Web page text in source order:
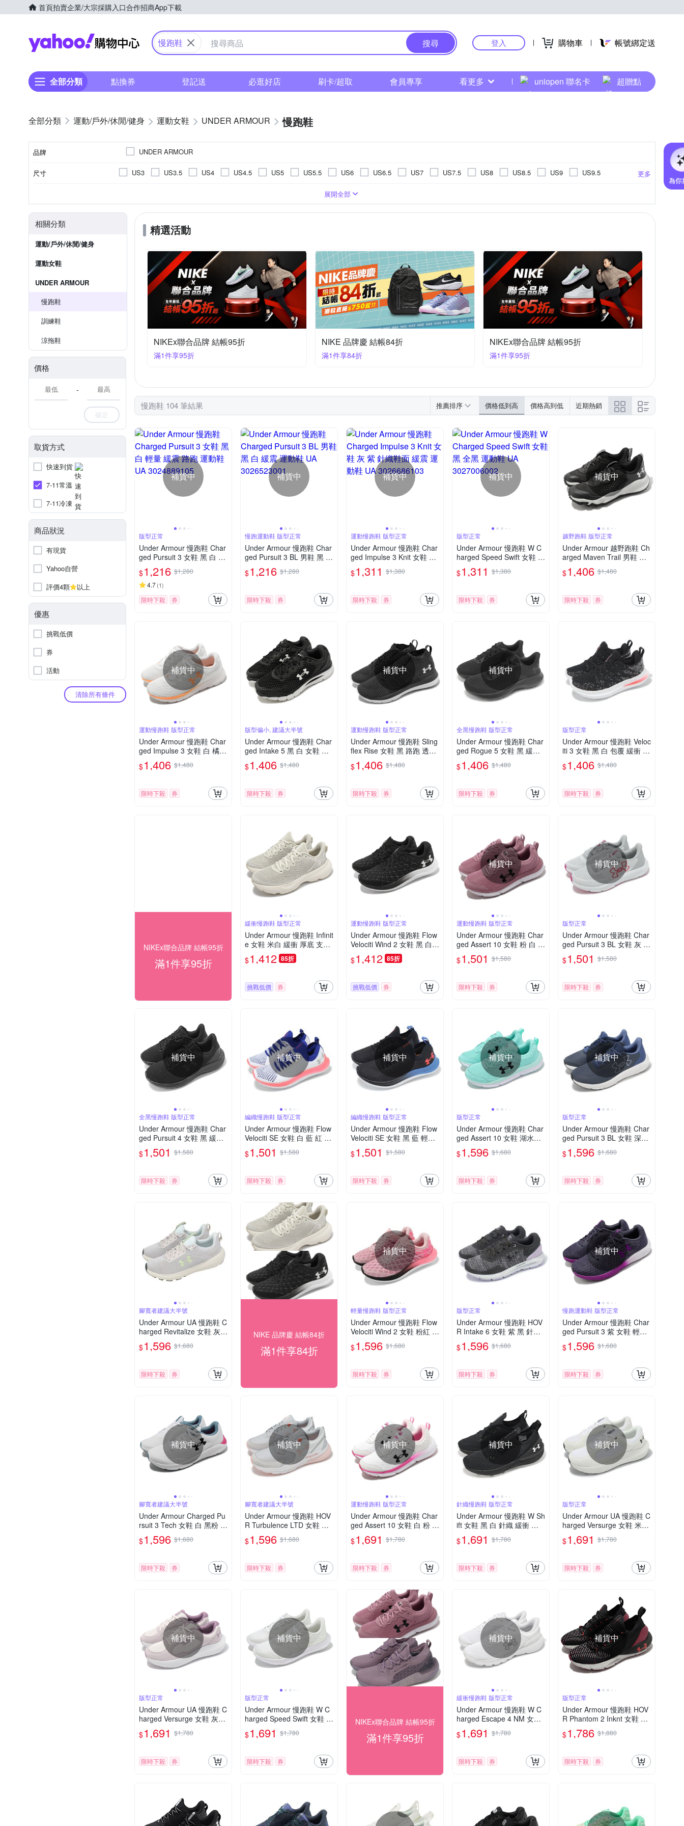
首頁拍賣企業/大宗採購入口合作招商App下載
Yahoo購物中心
慢跑鞋 搜尋 登入 購物車 帳號綁定送
全部分類 點換券 登記送 必逛好店 刷卡/超取 會員專享 看更多 uniopen 聯名卡 超贈點
運動/戶外/休閒/健身 運動女鞋 UNDER ARMOUR 慢跑鞋
品牌 UNDER ARMOUR
尺寸 更多
US3 US3.5 US4 US4.5 US5 US5.5 US6 US6.5 US7 US7.5 US8 US8.5 US9
US9.5
US12.5
EU36
EU37 EU38 EU39 EU40 EU41 EU42 EU43 EU44 EU45 EU46 UK3 UK3.5
UK4
UK4.5
UK5
展開全部
相關分類
運動/戶外/休閒/健身
運動女鞋
UNDER ARMOUR
慢跑鞋
訓練鞋
涼拖鞋
價格
-
確定
取貨方式
快速到貨
7-11常溫
7-11冷凍
商品狀況
有現貨
Yahoo自營
評價4顆
以上
優惠
挑戰低價
券
活動
清除所有條件
精選活動
NIKEx聯合品牌 結帳95折
滿1件享95折
NIKE 品牌慶 結帳84折
滿1件享84折
NIKEx聯合品牌 結帳95折
滿1件享95折
慢跑鞋 104 筆結果 推薦排序 價格低到高 價格高到低 近期熱銷
補貨中
版型正常
Under Armour 慢跑鞋 Char
ged Pursuit 3 女鞋 黑 白 輕
量 緩震 路跑 運動鞋 UA 30
24889105
$1,216 $1,280
4.7(1)
限時下殺 券
補貨中
慢跑運動鞋 版型正常
Under Armour 慢跑鞋 Char
ged Pursuit 3 BL 男鞋 黑 白
緩震 運動鞋 UA 302652300
1
$1,216 $1,280
限時下殺 券
補貨中
運動慢跑鞋 版型正常
Under Armour 慢跑鞋 Char
ged Impulse 3 Knit 女鞋 灰
紫 針織鞋面 緩震 運動鞋 U
A 3026686103
$1,311 $1,380
限時下殺 券
補貨中
版型正常
Under Armour 慢跑鞋 W C
harged Speed Swift 女鞋 黑
全黑 運動鞋 UA 302700600
2
$1,311 $1,380
限時下殺 券
補貨中
越野跑鞋 版型正常
Under Armour 越野跑鞋 Ch
arged Maven Trail 男鞋 黑
灰 緩震 運動鞋 UA 302614
3101
$1,406 $1,480
限時下殺 券
補貨中
運動慢跑鞋 版型正常
Under Armour 慢跑鞋 Char
ged Impulse 3 女鞋 白 橘
運動鞋 緩震 路跑 UA 30254
27100
$1,406 $1,480
限時下殺 券
版型偏小, 建議大半號
Under Armour 慢跑鞋 Char
ged Intake 5 黑 白 女鞋 透
氣 緩震 運動鞋 UA 302356
4001
$1,406 $1,480
限時下殺 券
補貨中
運動慢跑鞋 版型正常
Under Armour 慢跑鞋 Sling
flex Rise 女鞋 黑 路跑 透氣
針織 緩震 運動鞋 UA 30000
96001
$1,406 $1,480
限時下殺 券
補貨中
全黑慢跑鞋 版型正常
Under Armour 慢跑鞋 Char
ged Rogue 5 女鞋 黑 緩衝
透氣 全黑 運動鞋 UA 30282
62002
$1,406 $1,480
限時下殺 券
版型正常
Under Armour 慢跑鞋 Veloc
iti 3 女鞋 黑 白 包覆 緩衝 U
A 運動鞋 3026124004
$1,406 $1,480
限時下殺 券
NIKEx聯合品牌 結帳95折
滿1件享95折
緩衝慢跑鞋 版型正常
Under Armour 慢跑鞋 Infinit
e 女鞋 米白 緩衝 厚底 支撐
運動鞋 UA 3027524200
$1,412 85折
挑戰低價 券
運動慢跑鞋 版型正常
Under Armour 慢跑鞋 Flow
Velociti Wind 2 女鞋 黑 白
路跑 UA 輕量 運動鞋 內建
晶片 3025662003
$1,412 85折
挑戰低價 券
補貨中
運動慢跑鞋 版型正常
Under Armour 慢跑鞋 Char
ged Assert 10 女鞋 粉 白 緩
震 回彈 運動鞋 路跑 UA 30
26179600
$1,501 $1,580
限時下殺 券
補貨中
版型正常
Under Armour 慢跑鞋 Char
ged Pursuit 3 BL 女鞋 灰 粉
紅 緩震 透氣 運動鞋 UA 30
26523106
$1,501 $1,580
限時下殺 券
補貨中
全黑慢跑鞋 版型正常
Under Armour 慢跑鞋 Char
ged Pursuit 4 女鞋 黑 緩衝
透氣 全黑 運動鞋 UA 30282
61002
$1,501 $1,580
限時下殺 券
補貨中
編織慢跑鞋 版型正常
Under Armour 慢跑鞋 Flow
Velociti SE 女鞋 白 藍 紅 編
織 輕量 緩衝 運動鞋 UA 30
24017105
$1,501 $1,580
限時下殺 券
補貨中
編織慢跑鞋 版型正常
Under Armour 慢跑鞋 Flow
Velociti SE 女鞋 黑 藍 輕量
緩衝 編織 運動鞋 UA 30240
17010
$1,501 $1,580
限時下殺 券
補貨中
版型正常
Under Armour 慢跑鞋 Char
ged Assert 10 女鞋 湖水綠
黑 緩震 穩定 運動鞋 UA 30
26179300
$1,596 $1,680
限時下殺 券
補貨中
版型正常
Under Armour 慢跑鞋 Char
ged Pursuit 3 BL 女鞋 深灰
紫 緩震 運動鞋 UA 302652
3107
$1,596 $1,680
限時下殺 券
腳寬者建議大半號
Under Armour UA 慢跑鞋 C
harged Revitalize 女鞋 灰
白 緩震 運動鞋 302668310
4
$1,596 $1,680
限時下殺 券
NIKE 品牌慶 結帳84折
滿1件享84折
補貨中
輕量慢跑鞋 版型正常
Under Armour 慢跑鞋 Flow
Velociti Wind 2 女鞋 粉紅 黑
輕量 漸層 緩震 運動鞋 UA 3
024911601
$1,596 $1,680
限時下殺 券
版型正常
Under Armour 慢跑鞋 HOV
R Intake 6 女鞋 紫 黑 針織
緩震 運動鞋 UA 302614110
2
$1,596 $1,680
限時下殺 券
補貨中
慢跑運動鞋 版型正常
Under Armour 慢跑鞋 Char
ged Pursuit 3 紫 女鞋 輕量
緩震 路跑 運動鞋 UA 30248
89500
$1,596 $1,680
限時下殺 券
補貨中
腳寬者建議大半號
Under Armour Charged Pu
rsuit 3 Tech 女鞋 白 黑粉 路
跑 運動鞋 UA 支撐 302543
0102
$1,596 $1,680
限時下殺 券
補貨中
腳寬者建議大半號
Under Armour 慢跑鞋 HOV
R Turbulence LTD 女鞋 灰
粉紅 緩衝 支撐 UA 運動鞋 3
026144103
$1,596 $1,680
限時下殺 券
補貨中
運動慢跑鞋 版型正常
Under Armour 慢跑鞋 Char
ged Assert 10 女鞋 白 粉 緩
震 回彈 運動鞋 路跑 UA 30
26179102
$1,691 $1,780
限時下殺 券
補貨中
針織慢跑鞋 版型正常
Under Armour 慢跑鞋 W Sh
ift 女鞋 黑 白 針織 緩衝 運
動鞋 UA 3027777004
$1,691 $1,780
限時下殺 券
補貨中
版型正常
Under Armour UA 慢跑鞋 C
harged Versurge 女鞋 米白
運動鞋 緩震 回彈 30284061
03
$1,691 $1,780
限時下殺 券
補貨中
版型正常
Under Armour UA 慢跑鞋 C
harged Versurge 女鞋 灰紫
運動鞋 緩震 回彈 UA 30284
06289
$1,691 $1,780
限時下殺 券
補貨中
版型正常
Under Armour 慢跑鞋 W C
harged Speed Swift 女鞋 白
灰 緩震 透氣 運動鞋 UA 30
27006102
$1,691 $1,780
限時下殺 券
NIKEx聯合品牌 結帳95折
滿1件享95折
補貨中
緩衝慢跑鞋 版型正常
Under Armour 慢跑鞋 W C
harged Escape 4 NM 女鞋
灰 白 雙層中底 緩衝 運動鞋
UA 3028235100
$1,691 $1,780
限時下殺 券
補貨中
版型正常
Under Armour 慢跑鞋 HOV
R Phantom 2 Inknt 女鞋 透
氣 支撐 包覆 黑 紅 運動鞋 U
A 3024155006
$1,786 $1,880
限時下殺 券